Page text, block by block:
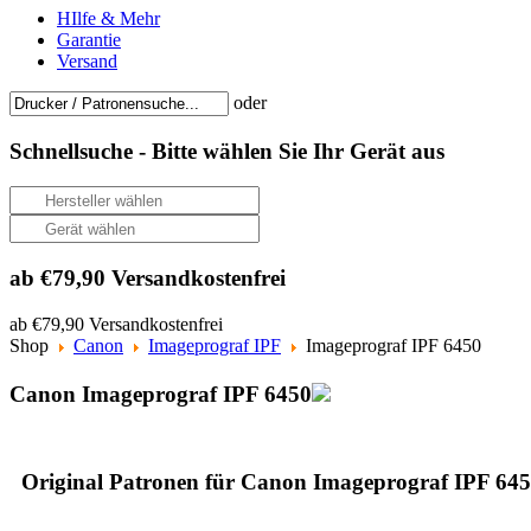
HIlfe & Mehr
Garantie
Versand
oder
Schnellsuche - Bitte wählen Sie Ihr Gerät aus
ab €79,90 Versandkostenfrei
ab €79,90 Versandkostenfrei
Shop
Canon Imageprograf IPF Imageprograf IPF 6450
Canon Imageprograf IPF 6450
Original Patronen für Canon Imageprograf IPF